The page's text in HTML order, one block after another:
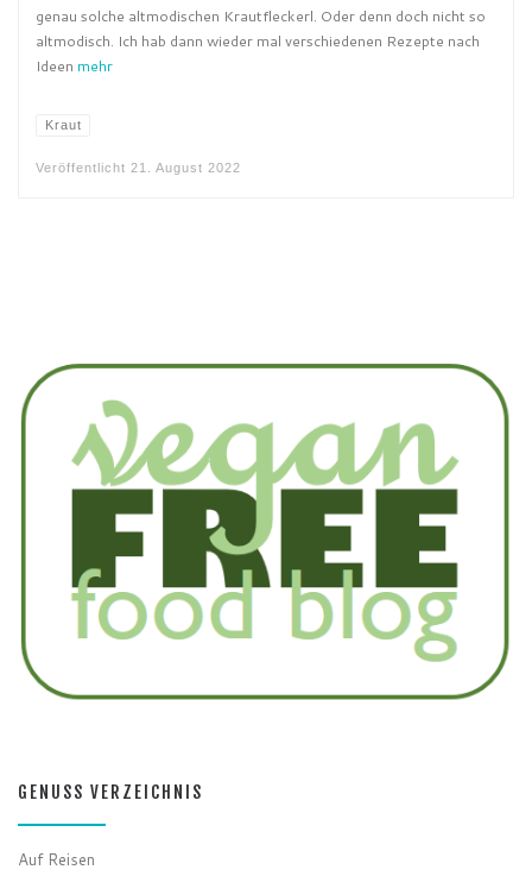
genau solche altmodischen Krautfleckerl. Oder denn doch nicht so
altmodisch. Ich hab dann wieder mal verschiedenen Rezepte nach
Ideen mehr
Kraut
Veröffentlicht 21. August 2022
GENUSS VERZEICHNIS
Auf Reisen